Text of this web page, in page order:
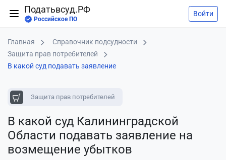
Податьвсуд.РФ
Российское ПО
Войти
Главная
Справочник подсудности
Защита прав потребителей
В какой суд подавать заявление
Защита прав потребителей
В какой суд Калининградской
Области подавать заявление на
возмещение убытков